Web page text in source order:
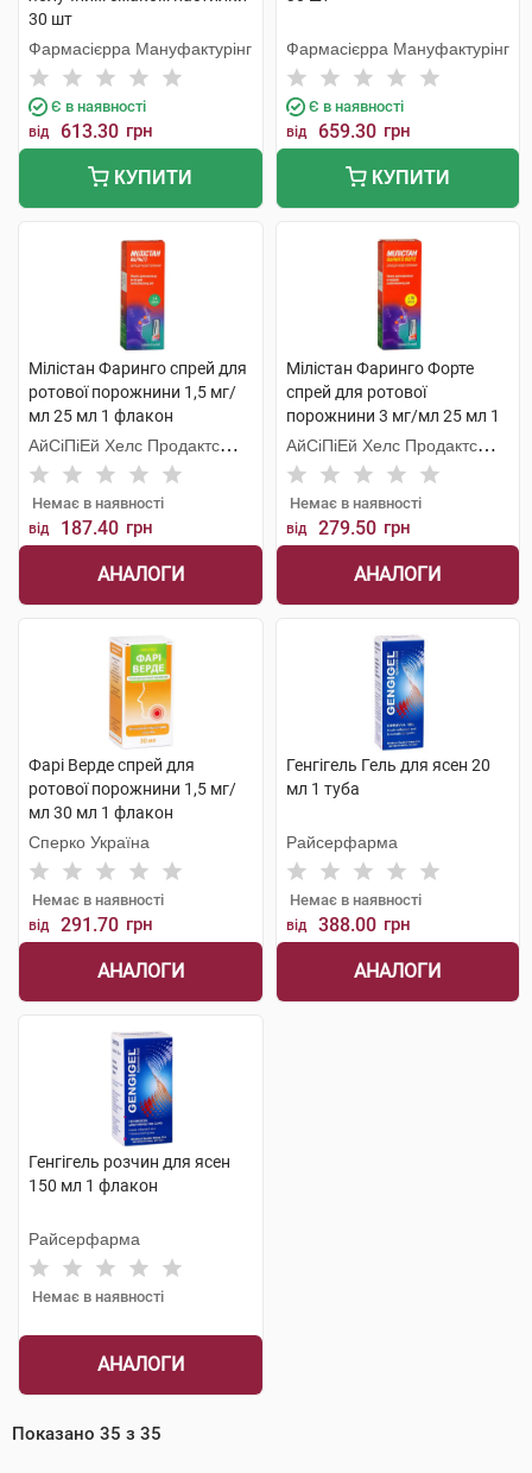
30 шт
Фармасієрра Мануфактурінг
Є в наявності
від 613.30 грн
КУПИТИ
Фармасієрра Мануфактурінг
Є в наявності
від 659.30 грн
КУПИТИ
Мілістан Фаринго спрей для
ротової порожнини 1,5 мг/
мл 25 мл 1 флакон
АйСіПіЕй Хелс Продактc
Лімітед
Немає в наявності
від 187.40 грн
АНАЛОГИ
Мілістан Фаринго Форте
спрей для ротової
порожнини 3 мг/мл 25 мл 1
флакон
АйСіПіЕй Хелс Продактc
Лімітед
Немає в наявності
від 279.50 грн
АНАЛОГИ
Фарі Верде спрей для
ротової порожнини 1,5 мг/
мл 30 мл 1 флакон
Сперко Україна
Немає в наявності
від 291.70 грн
АНАЛОГИ
Генгігель Гель для ясен 20
мл 1 туба
Райсерфарма
Немає в наявності
від 388.00 грн
АНАЛОГИ
Генгігель розчин для ясен
150 мл 1 флакон
Райсерфарма
Немає в наявності
АНАЛОГИ
Показано 35 з 35